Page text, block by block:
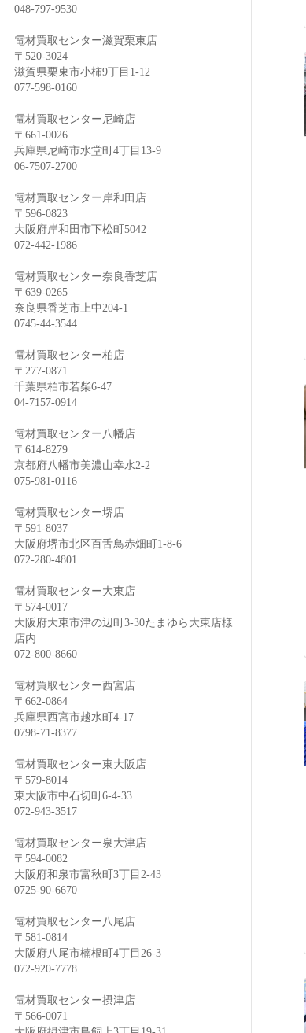
048-797-9530
電材買取センター滋賀栗東店
〒520-3024
滋賀県栗東市小柿9丁目1-12
077-598-0160
電材買取センター尼崎店
〒661-0026
兵庫県尼崎市水堂町4丁目13-9
06-7507-2700
電材買取センター岸和田店
〒596-0823
大阪府岸和田市下松町5042
072-442-1986
電材買取センター奈良香芝店
〒639-0265
奈良県香芝市上中204-1
0745-44-3544
電材買取センター柏店
〒277-0871
千葉県柏市若柴6-47
04-7157-0914
電材買取センター八幡店
〒614-8279
京都府八幡市美濃山幸水2-2
075-981-0116
電材買取センター堺店
〒591-8037
大阪府堺市北区百舌鳥赤畑町1-8-6
072-280-4801
電材買取センター大東店
〒574-0017
大阪府大東市津の辺町3-30たまゆら大東店様
店内
072-800-8660
電材買取センター西宮店
〒662-0864
兵庫県西宮市越水町4-17
0798-71-8377
電材買取センター東大阪店
〒579-8014
東大阪市中石切町6-4-33
072-943-3517
電材買取センター泉大津店
〒594-0082
大阪府和泉市富秋町3丁目2-43
0725-90-6670
電材買取センター八尾店
〒581-0814
大阪府八尾市楠根町4丁目26-3
072-920-7778
電材買取センター摂津店
〒566-0071